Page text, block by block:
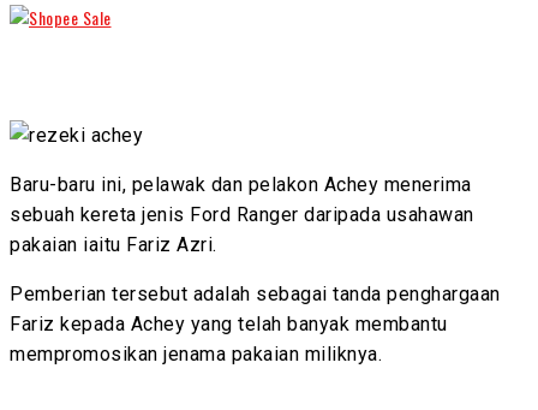
Baru-baru ini, pelawak dan pelakon Achey menerima
sebuah kereta jenis Ford Ranger daripada usahawan
pakaian iaitu Fariz Azri.
Pemberian tersebut adalah sebagai tanda penghargaan
Fariz kepada Achey yang telah banyak membantu
mempromosikan jenama pakaian miliknya.